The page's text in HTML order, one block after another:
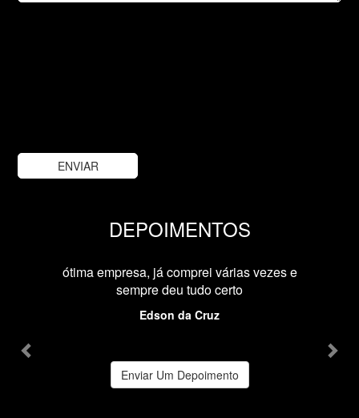
DEPOIMENTOS
ótima empresa, já comprei várias vezes e
sempre deu tudo certo
Edson da Cruz
Enviar Um Depoimento